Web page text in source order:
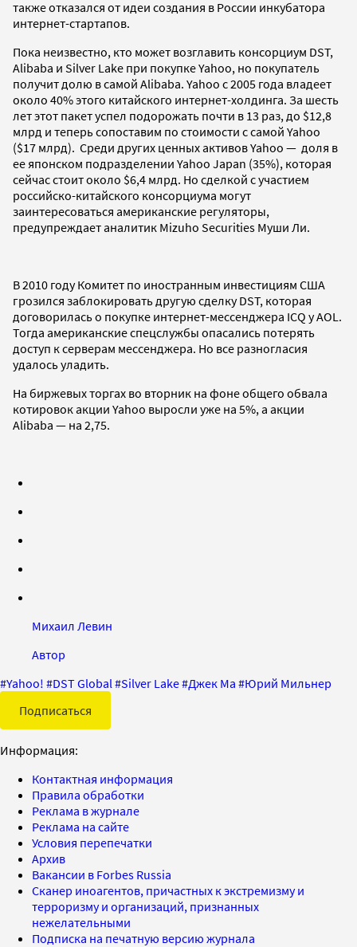
также отказался от идеи создания в России инкубатора
интернет-стартапов.
Пока неизвестно, кто может возглавить консорциум DST,
Alibaba и Silver Lake при покупке Yahoo, но покупатель
получит долю в самой Alibaba. Yahoo c 2005 года владеет
около 40% этого китайского интернет-холдинга. За шесть
лет этот пакет успел подорожать почти в 13 раз, до $12,8
млрд и теперь сопоставим по стоимости с самой Yahoo
($17 млрд). Среди других ценных активов Yahoo — доля в
ее японском подразделении Yahoo Japan (35%), которая
сейчас стоит около $6,4 млрд. Но сделкой с участием
российско-китайского консорциума могут
заинтересоваться американские регуляторы,
предупреждает аналитик Mizuho Securities Муши Ли.
В 2010 году Комитет по иностранным инвестициям США
грозился заблокировать другую сделку DST, которая
договорилась о покупке интернет-мессенджера ICQ у AOL.
Тогда американские спецслужбы опасались потерять
доступ к серверам мессенджера. Но все разногласия
удалось уладить.
На биржевых торгах во вторник на фоне общего обвала
котировок акции Yahoo выросли уже на 5%, а акции
Alibaba — на 2,75.
Михаил Левин
Автор
#Yahoo! #DST Global #Silver Lake#Джек Ма #Юрий Мильнер
Подписаться
Информация:
Контактная информация
Правила обработки
Реклама в журнале
Реклама на сайте
Условия перепечатки
Архив
Вакансии в Forbes Russia
Сканер иноагентов, причастных к экстремизму и
терроризму и организаций, признанных
нежелательными
Подписка на печатную версию журнала